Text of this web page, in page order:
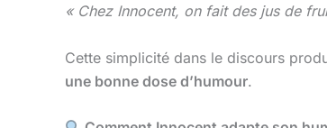
« Chez Innocent, on fait des jus de
Cette simplicité dans le discours
une bonne dose d’humour.